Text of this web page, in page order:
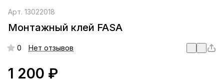
Арт. 13022018
Монтажный клей FASA
0 Нет отзывов
1 200 ₽